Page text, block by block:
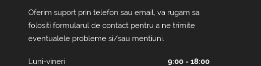
Oferim suport prin telefon sau email, va rugam sa
folositi formularul de contact pentru a ne trimite
eventualele probleme si/sau mentiuni.
Luni-vineri 9:00 - 18:00